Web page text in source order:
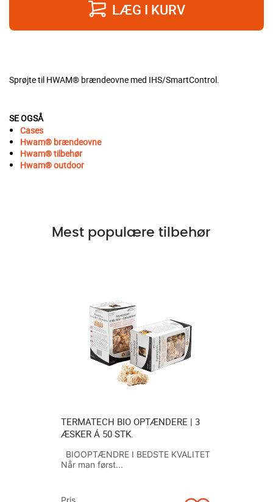
LÆG I KURV
Sprøjte til HWAM® brændeovne med IHS/SmartControl.
SE OGSÅ
Cases
Hwam® brændeovne
Hwam®tilbehør
Hwam®outdoor
Mest populære tilbehør
TERMATECH BIO OPTÆNDERE | 3
ÆSKER Á 50 STK.
BIOOPTÆNDRE I BEDSTE KVALITET
Når man først...
Pris